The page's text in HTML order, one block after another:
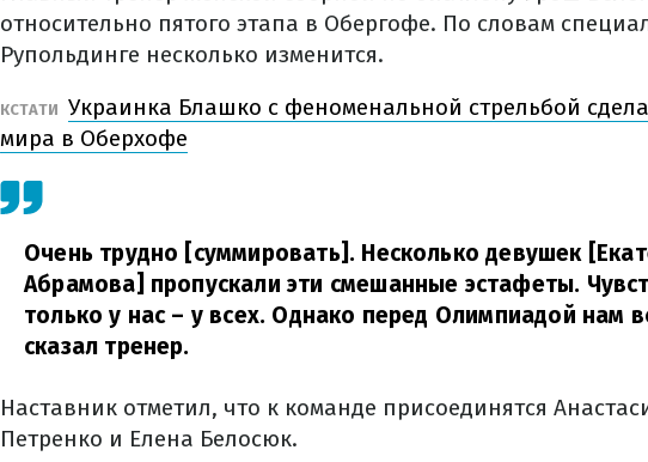
относительно пятого этапа в Обергофе. По словам
Рупольдинге несколько изменится.
КСТАТИ Украинка Блашко с феноменальной стрельбой
мира в Оберхофе
Очень трудно [суммировать]. Несколько девушек
Абрамова] пропускали эти смешанные эстафеты.
только у нас – у всех. Однако перед Олимпиадой нам
сказал тренер.
Наставник отметил, что к команде присоединятся
Петренко и Елена Белосюк.